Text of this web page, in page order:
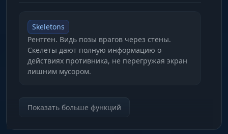
Skeletons
Рентген. Видь позы врагов через стены.
Скелеты дают полную информацию о
действиях противника, не перегружая экран
лишним мусором.
StreamSpoof
трансляции (OBS/Discord). Стрими свою
Показать больше функций